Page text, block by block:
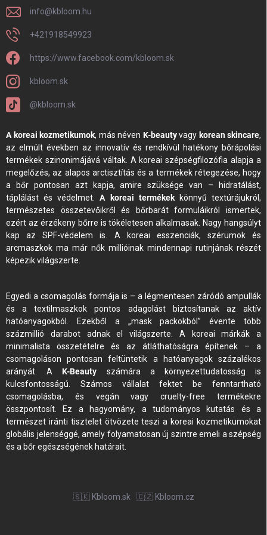
info@kbloom.hu
+421918549923
https://www.facebook.com/kbloom.sk
kbloom.sk
@kbloom.sk
A koreai kozmetikumok, más néven K-beautyvagy korean skincare,
az elmúlt években az innovatív és rendkívül hatékony bőrápolási
termékek szinonimájává váltak. A koreai szépségfilozófia alapja a
megelőzés, az alapos arctisztítás és a termékek rétegezése, hogy
a bőr pontosan azt kapja, amire szüksége van – hidratálást,
táplálást és védelmet.A koreai termékekkönnyű textúrájukról,
természetes összetevőikről és bőrbarát formuláikról ismertek,
ezért az érzékeny bőrre is tökéletesen alkalmasak. Nagy hangsúlyt
kap az SPF-védelem is. A koreai esszenciák, szérumok és
arcmaszkok ma már nők millióinak mindennapi rutinjának részét
képezik világszerte.
Egyedi a csomagolás formája is – a légmentesen záródó ampullák
és a textilmaszkok pontos adagolást biztosítanak az aktív
hatóanyagokból. Ezekből a „mask packokból” évente több
százmillió darabot adnak el világszerte. A koreai márkák a
minimalista összetételre és az átláthatóságra építenek – a
csomagoláson pontosan feltüntetik a hatóanyagok százalékos
arányát. A K-Beauty számára a környezettudatosság is
kulcsfontosságú. Számos vállalat fektet be fenntartható
csomagolásba, és vegán vagy cruelty-free termékekre
összpontosít. Ez a hagyomány, a tudományos kutatás és a
természet iránti tisztelet ötvözete teszi a koreai kozmetikumokat
globális jelenséggé, amely folyamatosan új szintre emeli a szépség
és a bőr egészségének határait.
🇸🇰 Kbloom.sk 🇨🇿 Kbloom.cz